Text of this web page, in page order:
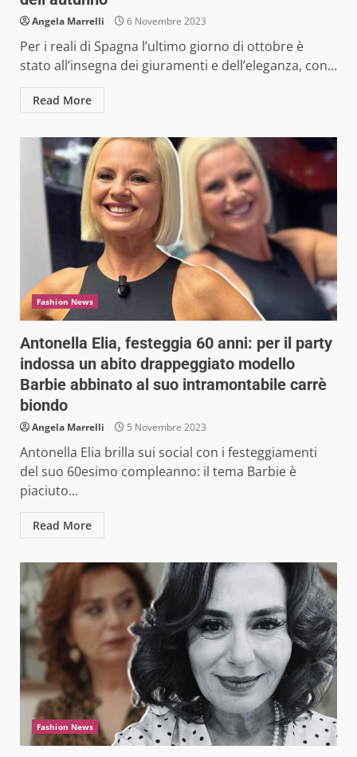
Angela Marrelli 6 Novembre 2023
Per i reali di Spagna l’ultimo giorno di ottobre è
stato all’insegna dei giuramenti e dell’eleganza, con...
Read More
Fashion News
Antonella Elia, festeggia 60 anni: per il party
indossa un abito drappeggiato modello
Barbie abbinato al suo intramontabile carrè
biondo
Angela Marrelli 5 Novembre 2023
Antonella Elia brilla sui social con i festeggiamenti
del suo 60esimo compleanno: il tema Barbie è
piaciuto...
Read More
Fashion News